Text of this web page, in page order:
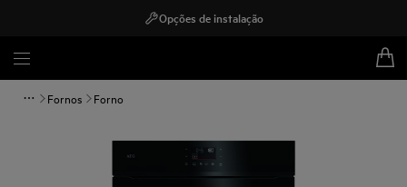
Opções de instalação
Fornos Forno